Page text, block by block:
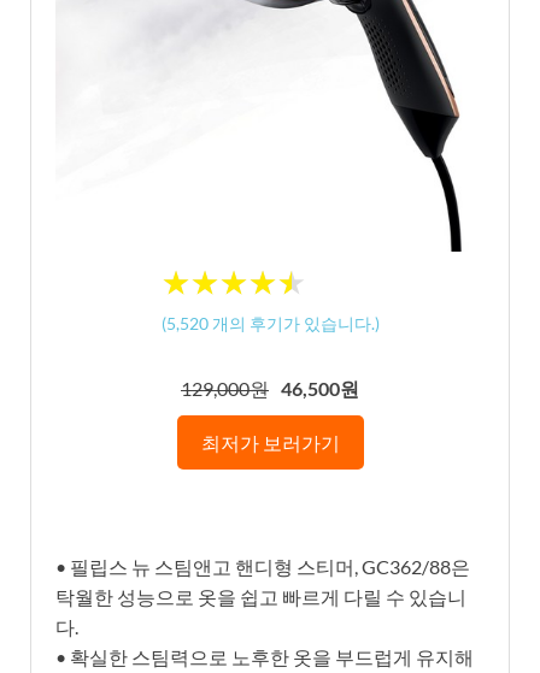
★★★★★
★★★★★
(5,520개의 후기가 있습니다.)
129,000원 46,500원
최저가 보러가기
• 필립스 뉴 스팀앤고 핸디형 스티머, GC362/88은
탁월한 성능으로 옷을 쉽고 빠르게 다릴 수 있습니
다.
• 확실한 스팀력으로 노후한 옷을 부드럽게 유지해